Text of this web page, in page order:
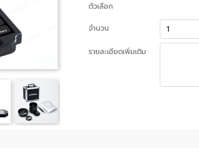
ตัวเลือก
จำนวน
รายละเอียดเพิ่มเติม